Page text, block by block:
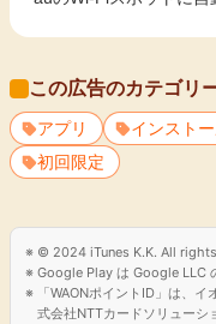
この広告のカテゴリ
アプリ インスト
初回限定
© 2024 iTunes K.K. All
Google Play は Google LLC
「WAONポイントID」は、
式会社NTTカードソリューシ